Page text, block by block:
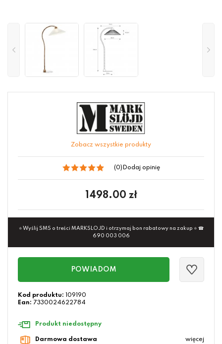
Zobacz wszystkie produkty
(0) Dodaj opinię
1498.00 zł
⭐ Wyślij SMS o treści MARKSLOJD i otrzymaj bon rabatowy na zakup ⭐ ☎
690 003 006
POWIADOM
Kod produktu:
109190
Ean: 7330024622784
Produkt niedostępny
Darmowa dostawa więcej